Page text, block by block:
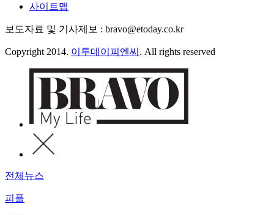
사이트맵
보도자료 및 기사제보 : bravo@etoday.co.kr
Copyright 2014. 이투데이피엔씨 . All rights reserved
전체뉴스
피플